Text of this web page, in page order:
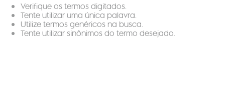
Verifique os termos digitados.
Tente utilizar uma única palavra.
Utilize termos genéricos na busca.
Tente utilizar sinônimos do termo desejado.